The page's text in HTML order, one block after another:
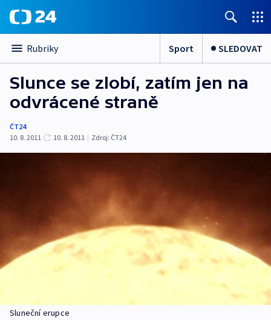
Rubriky Sport SLEDOVAT
Slunce se zlobí, zatím jen na
odvrácené straně
ČT24
10. 8. 2011
10. 8. 2011 | Zdroj: ČT24
Sluneční erupce